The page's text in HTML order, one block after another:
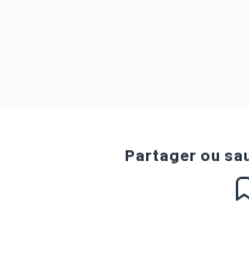
Partager ou